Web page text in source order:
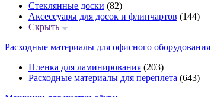
Стеклянные доски (82)
Аксессуары для досок и флипчартов (144)
Скрыть
Расходные материалы для офисного оборудования
Пленка для ламинирования (203)
Расходные материалы для переплета (643)